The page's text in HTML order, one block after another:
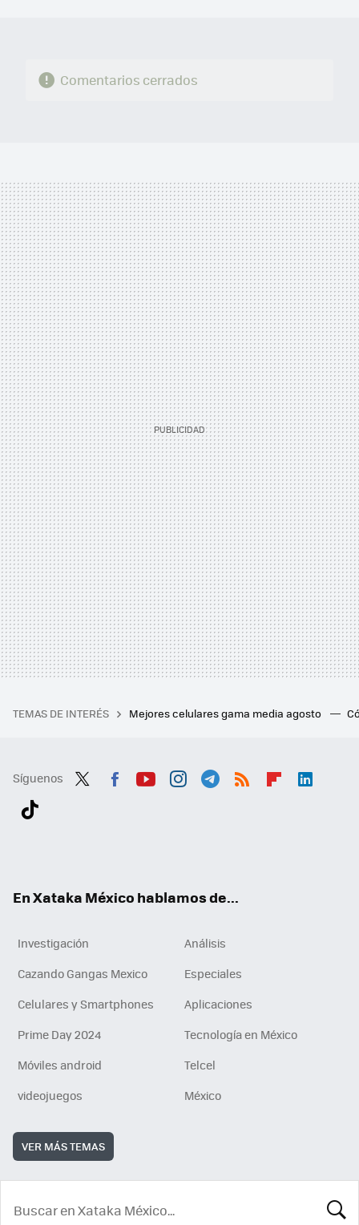
Comentarios cerrados
TEMAS DE INTERÉS Mejores celulares gama media agosto
Síguenos
En Xataka México hablamos de...
Investigación
Análisis
Cazando Gangas Mexico
Especiales
Celulares y Smartphones
Aplicaciones
Prime Day 2024
Tecnología en México
Móviles android
Telcel
videojuegos
México
VER MÁS TEMAS